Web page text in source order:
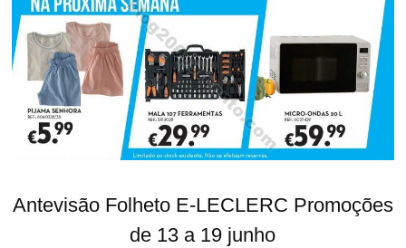
Antevisão Folheto E-LECLERC Promoções
de 13 a 19 junho